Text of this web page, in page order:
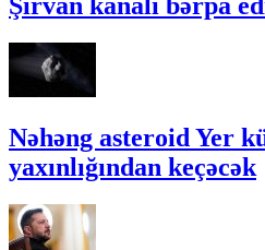
Nəhəng asteroid Yer
yaxınlığından keçəcək